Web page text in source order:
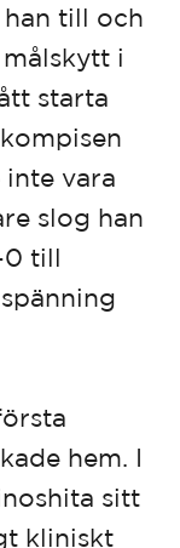
till och
i
starta
inte vara
slog han
0 till
hem. I
sitt
kliniskt